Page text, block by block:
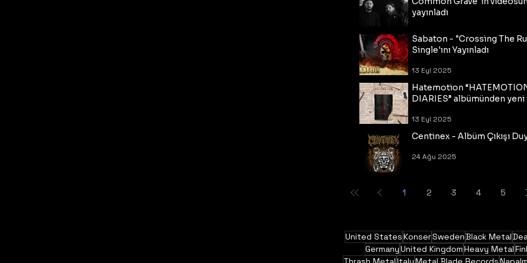
yayınladı
Sabaton - "Crossing The
Single'ını Yayınladı
13 Eyl 2025
Hatemotion
DIARIES” albümünden
13 Eyl 2025
Centinex - Albüm Çıkışı
24 Ağu 2025
1 2 3 4 5
United StatesKonserSwedenBlack Metal
GermanyUnited KingdomHeavy Metal